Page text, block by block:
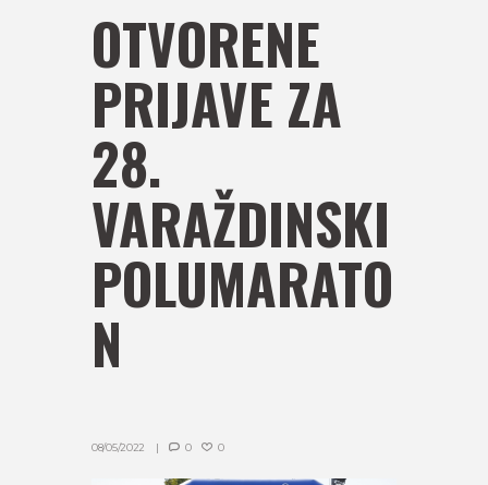
OTVORENE
PRIJAVE ZA
28.
VARAŽDINSKI
POLUMARATO
N
08/05/2022 0 0